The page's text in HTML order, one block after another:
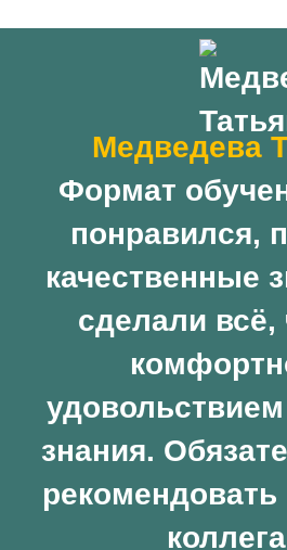
Медведева
Формат
понравился,
качественные
сделали
знания.